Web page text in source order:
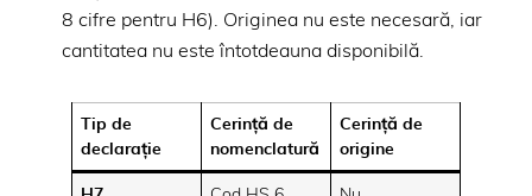
8 cifre pentru H6). Originea nu este necesară, iar
cantitatea nu este întotdeauna disponibilă.
Tip de
declarație
Cerință de
nomenclatură
Cerință de
origine